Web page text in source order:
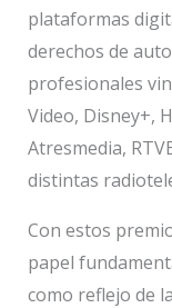
plataformas
derechos de
profesionales
Video, Disney+,
Atresmedia,
distintas
Con estos
papel
como reflejo de